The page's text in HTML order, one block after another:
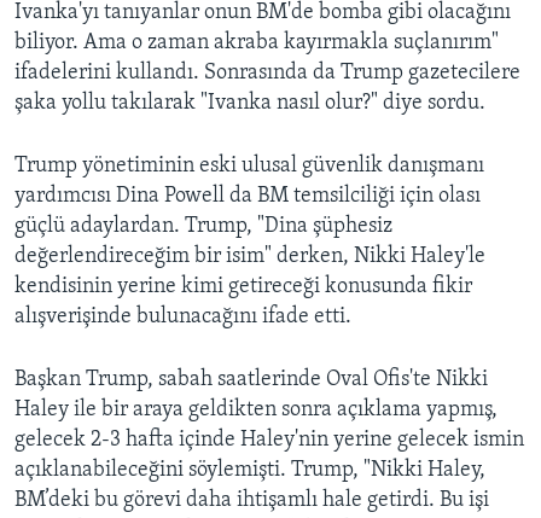
Ivanka'yı tanıyanlar onun BM'de bomba gibi olacağını
biliyor. Ama o zaman akraba kayırmakla suçlanırım"
ifadelerini kullandı. Sonrasında da Trump gazetecilere
şaka yollu takılarak "Ivanka nasıl olur?" diye sordu.
Trump yönetiminin eski ulusal güvenlik danışmanı
yardımcısı Dina Powell da BM temsilciliği için olası
güçlü adaylardan. Trump, "Dina şüphesiz
değerlendireceğim bir isim" derken, Nikki Haley'le
kendisinin yerine kimi getireceği konusunda fikir
alışverişinde bulunacağını ifade etti.
Başkan Trump, sabah saatlerinde Oval Ofis'te Nikki
Haley ile bir araya geldikten sonra açıklama yapmış,
gelecek 2-3 hafta içinde Haley'nin yerine gelecek ismin
açıklanabileceğini söylemişti. Trump, "Nikki Haley,
BM’deki bu görevi daha ihtişamlı hale getirdi. Bu işi